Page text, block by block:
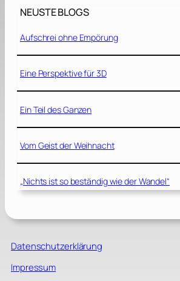
NEUSTE BLOGS
Aufschrei ohne Empörung
Eine Perspektive für 3D
Ein Teil des Ganzen
Vom Geist der Weihnacht
„Nichts ist so beständig wie der Wandel“
Datenschutzerklärung
Impressum